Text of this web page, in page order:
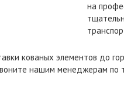
на
кованых элементов до
нашим менеджерам